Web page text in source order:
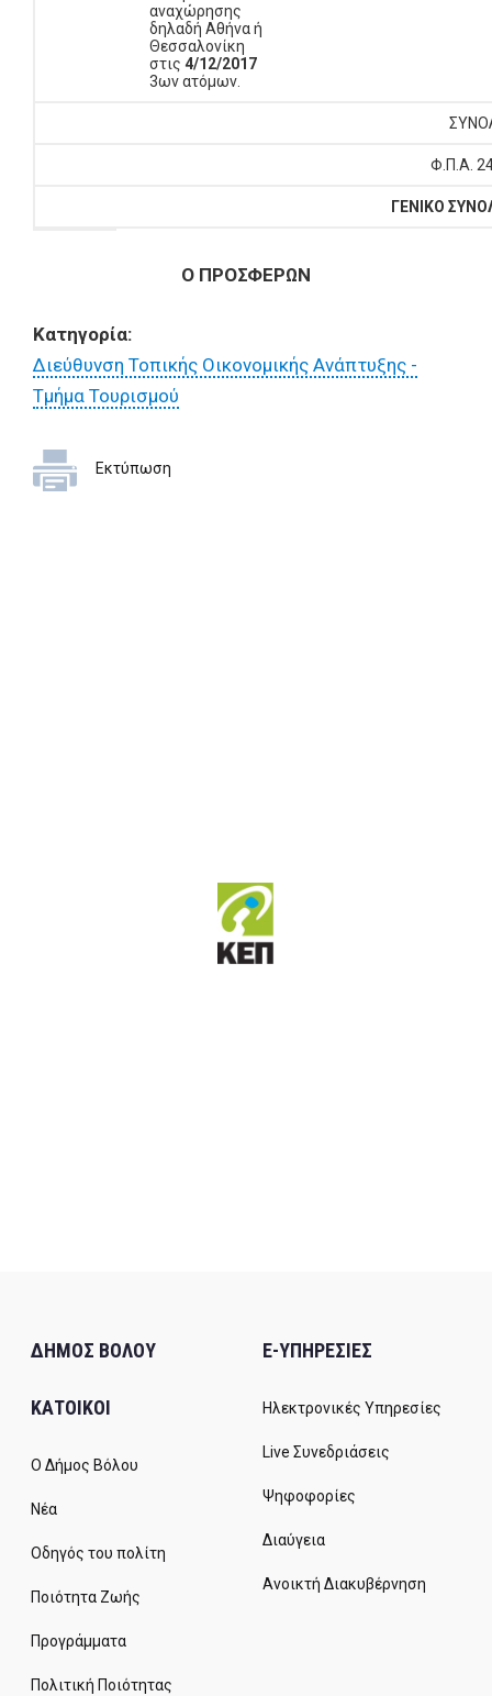
αναχώρησης
δηλαδή Αθήνα ή
Θεσσαλονίκη
στις 4/12/2017
3ων ατόμων.
Φ.Π.Α.
ΓΕΝΙΚΟ
Ο ΠΡΟΣΦΕΡΩΝ
Κατηγορία:
Διεύθυνση Τοπικής Οικονομικής Ανάπτυξης -
Τμήμα Τουρισμού
Εκτύπωση
ΔΗΜΟΣ ΒΟΛΟΥ
ΚΑΤΟΙΚΟΙ
Ο Δήμος Βόλου
Νέα
Οδηγός του πολίτη
Ποιότητα Ζωής
Προγράμματα
Πολιτική Ποιότητας
E-ΥΠΗΡΕΣΙΕΣ
Ηλεκτρονικές Υπηρεσίες
Live Συνεδριάσεις
Ψηφοφορίες
Διαύγεια
Ανοικτή Διακυβέρνηση